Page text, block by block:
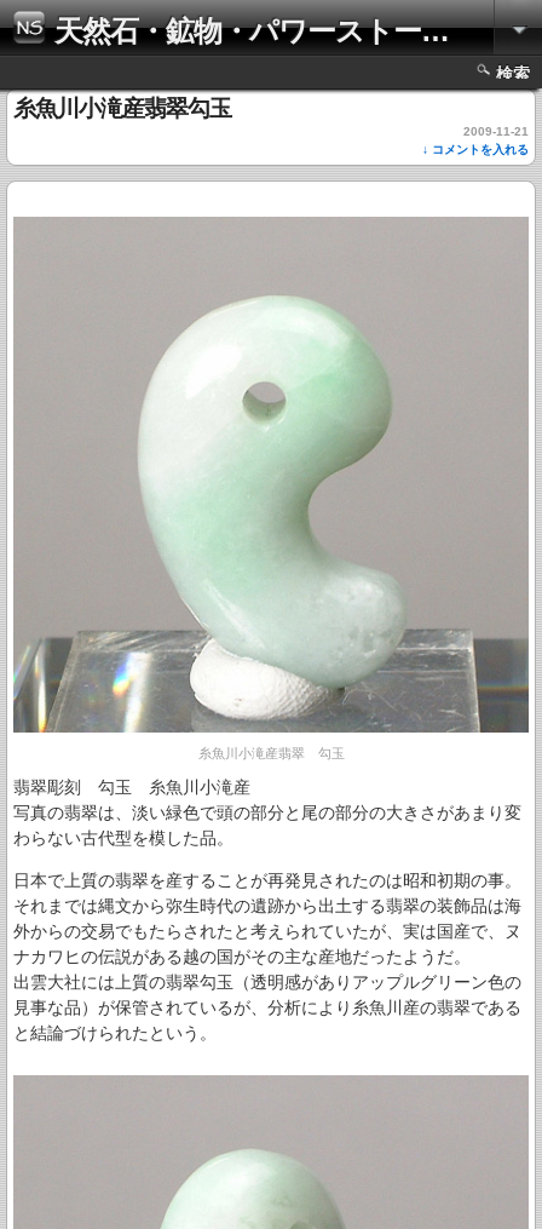
天然石・鉱物・パワーストーンの写真集
検索
糸魚川小滝産翡翠勾玉
2009-11-21
↓ コメントを入れる
糸魚川小滝産翡翠 勾玉
翡翠彫刻 勾玉 糸魚川小滝産
写真の翡翠は、淡い緑色で頭の部分と尾の部分の大きさがあまり変
わらない古代型を模した品。
日本で上質の翡翠を産することが再発見されたのは昭和初期の事。
それまでは縄文から弥生時代の遺跡から出土する翡翠の装飾品は海
外からの交易でもたらされたと考えられていたが、実は国産で、ヌ
ナカワヒの伝説がある越の国がその主な産地だったようだ。
出雲大社には上質の翡翠勾玉（透明感がありアップルグリーン色の
見事な品）が保管されているが、分析により糸魚川産の翡翠である
と結論づけられたという。